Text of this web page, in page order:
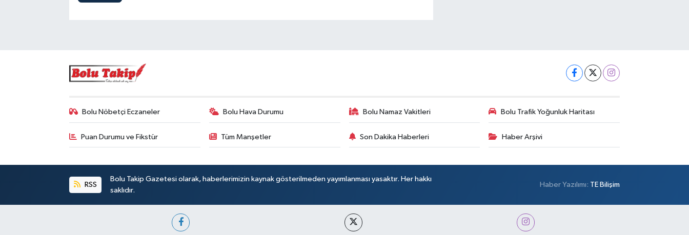
Bolu Nöbetçi Eczaneler Bolu Hava Durumu Bolu Namaz Vakitleri Bolu Trafik Yoğunluk Haritası
Puan Durumu ve Fikstür Tüm Manşetler Son Dakika Haberleri Haber Arşivi
RSS
Bolu Takip Gazetesi olarak, haberlerimizin kaynak gösterilmeden yayımlanması yasaktır. Her hakkı
saklıdır.
Haber Yazılımı: TE Bilişim